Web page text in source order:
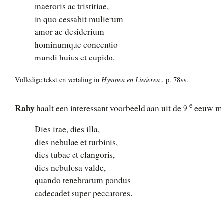
maeroris ac tristitiae,
in quo cessabit mulierum
amor ac desiderium
hominumque concentio
mundi huius et cupido.
Volledige tekst en vertaling in Hymnen en Liederen , p. 78vv.
Rabyhaalt een interessant voorbeeld aan uit de 9 e eeuw
Dies irae, dies illa,
dies nebulae et turbinis,
dies tubae et clangoris,
dies nebulosa valde,
quando tenebrarum pondus
cadecadet super peccatores.